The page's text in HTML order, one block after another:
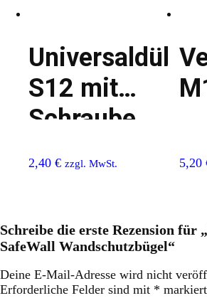
Universaldübel
S12 mit
Schraube
2,40 € zzgl. MwSt. 5,20
Schreibe die erste Rezension
SafeWall Wandschutzbügel“
Deine E-Mail-Adresse wird nicht
Erforderliche Felder sind mit * markiert